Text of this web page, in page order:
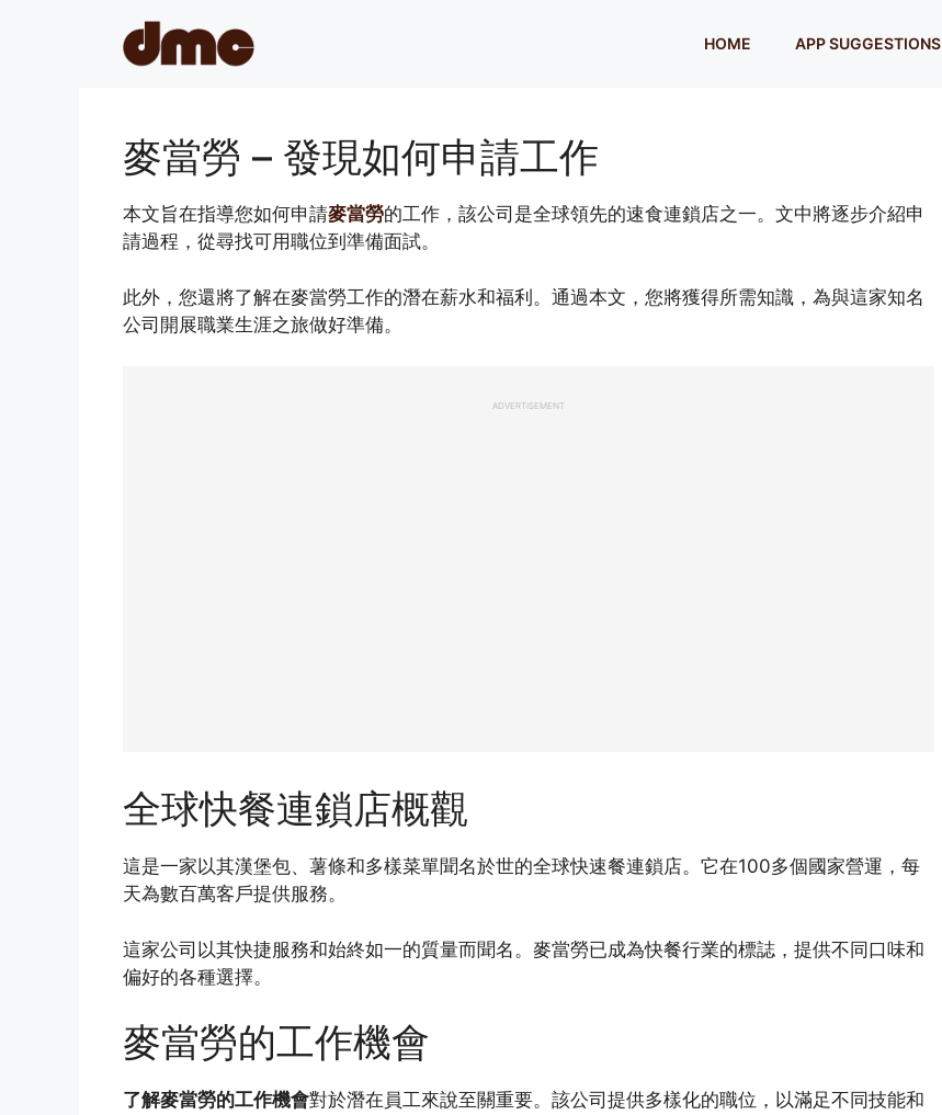
HOME APP SUGGESTIONS
麥當勞 – 發現如何申請工作
本文旨在指導您如何申請麥當勞的工作，該公司是全球領先的速食連鎖店之一。文中將逐步介紹申
請過程，從尋找可用職位到準備面試。
此外，您還將了解在麥當勞工作的潛在薪水和福利。通過本文，您將獲得所需知識，為與這家知名
公司開展職業生涯之旅做好準備。
ADVERTISEMENT
全球快餐連鎖店概觀
這是一家以其漢堡包、薯條和多樣菜單聞名於世的全球快速餐連鎖店。它在100多個國家營運，每
天為數百萬客戶提供服務。
這家公司以其快捷服務和始終如一的質量而聞名。麥當勞已成為快餐行業的標誌，提供不同口味和
偏好的各種選擇。
麥當勞的工作機會
了解麥當勞的工作機會對於潛在員工來說至關重要。該公司提供多樣化的職位，以滿足不同技能和